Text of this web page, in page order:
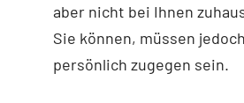
aber nicht bei Ihnen
Sie können, müssen
persönlich zugegen sein.